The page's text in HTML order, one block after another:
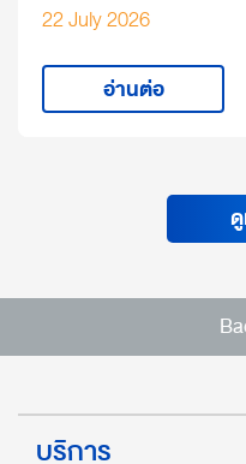
22 July 2026
อ่านต่อ
บริการ